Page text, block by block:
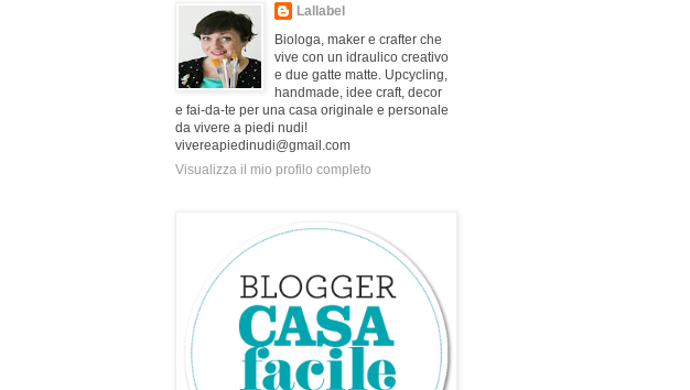
Lallabel
Biologa, maker e crafter che
vive con un idraulico creativo
e due gatte matte. Upcycling,
handmade, idee craft, decor
e fai-da-te per una casa originale e personale
da vivere a piedi nudi!
vivereapiedinudi@gmail.com
Visualizza il mio profilo completo